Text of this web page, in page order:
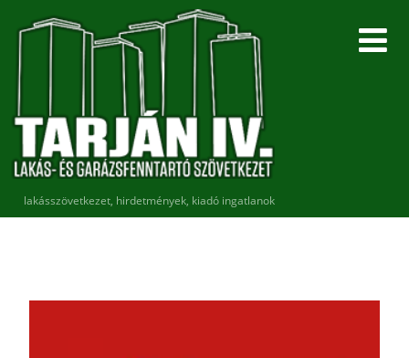
lakásszövetkezet, hirdetmények, kiadó ingatlanok